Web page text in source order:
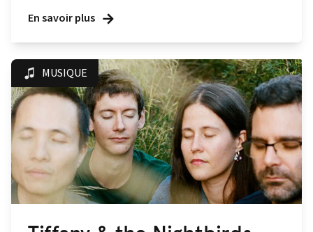
En savoir plus
MUSIQUE